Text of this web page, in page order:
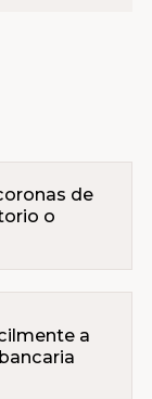
de
o
a